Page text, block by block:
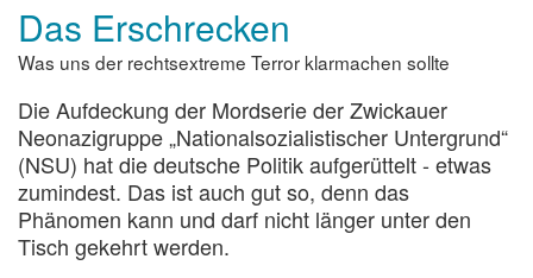
Das Erschrecken
Was uns der rechtsextreme Terror klarmachen sollte
Die Aufdeckung der Mordserie der Zwickauer
Neonazigruppe „Nationalsozialistischer Untergrund“
(NSU) hat die deutsche Politik aufgerüttelt - etwas
zumindest. Das ist auch gut so, denn das
Phänomen kann und darf nicht länger unter den
Tisch gekehrt werden.